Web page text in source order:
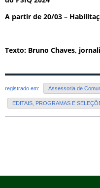
A partir de 20/03 –
Texto: Bruno Chaves,
registrado em: Assessoria de
EDITAIS, PROGRAMAS E